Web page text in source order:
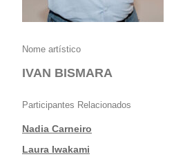
Nome artístico
IVAN BISMARA
Participantes Relacionados
Nadia Carneiro
|Laura Iwakami